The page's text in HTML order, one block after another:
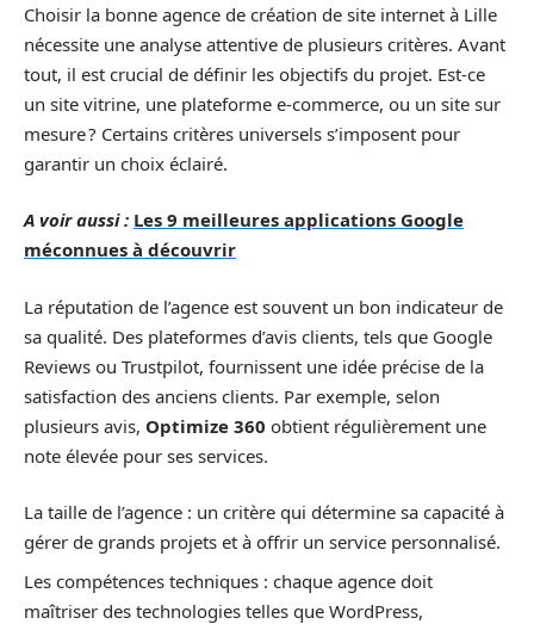
Choisir la bonne agence de création de site internet à Lille
nécessite une analyse attentive de plusieurs critères. Avant
tout, il est crucial de définir les objectifs du projet. Est-ce
un site vitrine, une plateforme e-commerce, ou un site sur
mesure ? Certains critères universels s’imposent pour
garantir un choix éclairé.
A voir aussi : Les 9 meilleures applications Google
méconnues à découvrir
La réputation de l’agence est souvent un bon indicateur de
sa qualité. Des plateformes d’avis clients, tels que Google
Reviews ou Trustpilot, fournissent une idée précise de la
satisfaction des anciens clients. Par exemple, selon
plusieurs avis, Optimize 360 obtient régulièrement une
note élevée pour ses services.
La taille de l’agence : un critère qui détermine sa capacité à
gérer de grands projets et à offrir un service personnalisé.
Les compétences techniques : chaque agence doit
maîtriser des technologies telles que WordPress,